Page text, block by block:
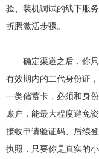
验、装机调试的线下服
折腾激活步骤。
确定渠道之后，你只
有效期内的二代身份证
一类储蓄卡，必须和身
账户，能最大程度避免
接收申请验证码、后续
执照，只要你是真实的